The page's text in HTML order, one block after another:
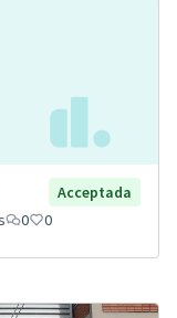
Acceptada
0 0